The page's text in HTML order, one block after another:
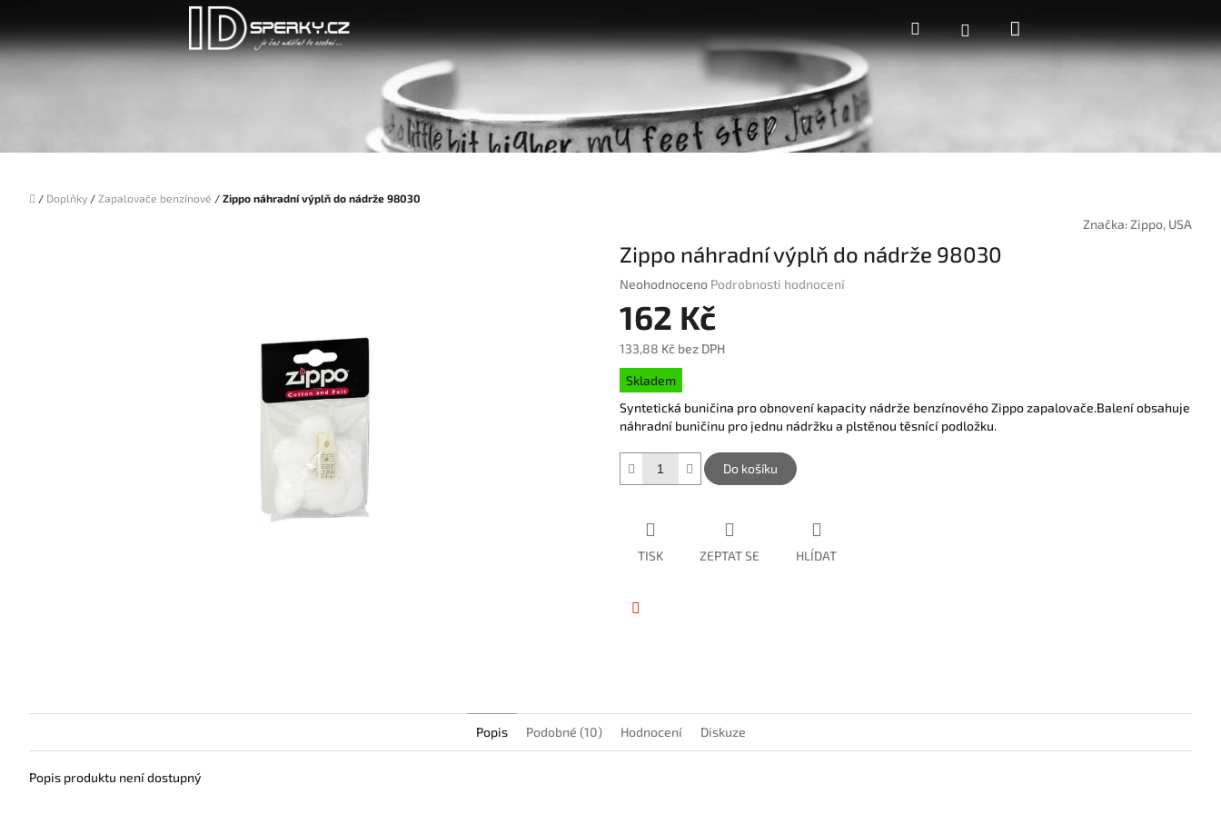
obsah
HledatPřihlášeníNákupní
košík
Domů
/ Doplňky / Zapalovače benzínové / Zippo náhradní výplň do nádrže 98030
Značka:Zippo, USA
Zippo náhradní výplň do nádrže 98030
Průměrné
produktu
0,0
5
hvězdiček.
Neohodnoceno Podrobnosti hodnocení
162 Kč
133,88 Kč bez DPH
Měrná
cena:
Skladem
Syntetická buničina pro obnovení kapacity nádrže benzínového Zippo zapalovače.Balení obsahuje
náhradní buničinu pro jednu nádržku a plstěnou těsnící podložku.
Do košíku
TISK ZEPTAT SE HLÍDAT
Popis Podobné (10) Hodnocení Diskuze
Popis produktu není dostupný